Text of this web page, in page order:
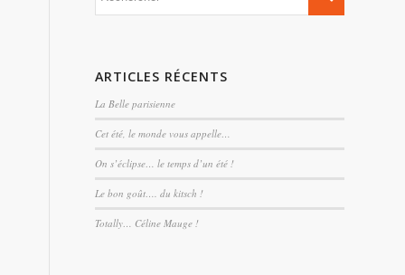
ARTICLES RÉCENTS
La Belle parisienne
Cet été, le monde vous appelle…
On s’éclipse… le temps d’un été !
Le bon goût…. du kitsch !
Totally… Céline Mauge !